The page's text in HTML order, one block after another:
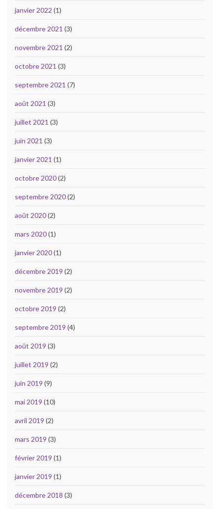
janvier 2022 (1)
décembre 2021 (3)
novembre 2021 (2)
octobre 2021 (3)
septembre 2021 (7)
août 2021 (3)
juillet 2021 (3)
juin 2021 (3)
janvier 2021 (1)
octobre 2020(2)
septembre 2020(2)
août 2020(2)
mars 2020(1)
janvier 2020(1)
décembre 2019 (2)
novembre 2019 (2)
octobre 2019 (2)
septembre 2019 (4)
août 2019 (3)
juillet 2019 (2)
juin 2019 (9)
mai 2019 (10)
avril 2019 (2)
mars 2019 (3)
février 2019 (1)
janvier 2019 (1)
décembre 2018 (3)